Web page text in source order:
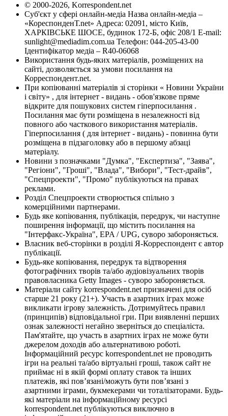
© 2000-2026, Korrespondent.net
Суб'єкт у сфері онлайн-медіа Назва онлайн-медіа –
«КореспонденТ.net» Адреса: 02091, місто Київ,
ХАРКІВСЬКЕ ШОСЕ, будинок 172-Б, офіс 208/1 E-mail:
sunlight@mediadim.com.ua Телефон: 044-205-43-00
Ідентифікатор медіа – R40-06068
Використання будь-яких матеріалів, розміщених на
сайті, дозволяється за умови посилання на
Корреспондент.net.
При копіюванні матеріалів зі сторінки « Новини України
і світу» , для інтернет - видань - обов'язкове пряме
відкрите для пошукових систем гіперпосилання .
Посилання має бути розміщена в незалежності від
повного або часткового використання матеріалів.
Гіперпосилання ( для інтернет - видань) - повинна бути
розміщена в підзаголовку або в першому абзаці
матеріалу.
Новини з позначками "Думка", "Експертиза", "Заява",
"Регіони", "Гроші", "Влада", "Вибори", "Тест-драйв",
"Спецпроекти", "Промо" публікуються на правах
реклами.
Розділ Спецпроекти створюється спільно з
комерційними партнерами.
Будь яке копіювання, публікація, передрук, чи наступне
поширення інформації, що містить посилання на
"Інтерфакс-Україна", EPA / UPG, суворо забороняється.
Власник веб-сторінки в розділі Я-Корреспондент є автор
публікації.
Будь-яке копіювання, передрук та відтворення
фотографічних творів та/або аудіовізуальних творів
правовласника Getty Images - суворо забороняється.
Матеріали сайту korrespondent.net призначені для осіб
старше 21 року (21+). Участь в азартних іграх може
викликати ігрову залежність. Дотримуйтесь правил
(принципів) відповідальної гри. При виявленні перших
ознак залежності негайно зверніться до спеціаліста.
Пам'ятайте, що участь в азартних іграх не може бути
джерелом доходів або альтернативою роботі.
Інформаційний ресурс korrespondent.net не проводить
ігри на реальні та/або віртуальні гроші, також сайт не
приймає ні в якій формі оплату ставок та інших
платежів, які пов’язані/можуть бути пов’язані з
азартними іграми, букмекерами чи тоталізаторами. Будь-
які матеріали на інформаційному ресурсі
korrespondent.net публікуються виключно в